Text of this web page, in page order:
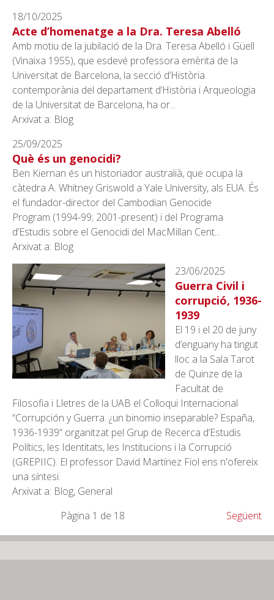
18/10/2025
Acte d’homenatge a la Dra. Teresa Abelló
Amb motiu de la jubilació de la Dra. Teresa Abelló i Güell
(Vinaixa 1955), que esdevé professora emèrita de la
Universitat de Barcelona, la secció d’Història
contemporània del departament d’Història i Arqueologia
de la Universitat de Barcelona, ha or...
Arxivat a: Blog
25/09/2025
Què és un genocidi?
Ben Kiernan és un historiador australià, que ocupa la
càtedra A. Whitney Griswold a Yale University, als EUA. És
el fundador-director del Cambodian Genocide
Program (1994-99; 2001-present) i del Programa
d’Estudis sobre el Genocidi del MacMillan Cent...
Arxivat a: Blog
23/06/2025
Guerra Civil i
corrupció, 1936-
1939
El 19 i el 20 de juny
d’enguany ha tingut
lloc a la Sala Tarot
de Quinze de la
Facultat de
Filosofia i Lletres de la UAB el Col·loqui Internacional
“Corrupción y Guerra. ¿un binomio inseparable? España,
1936-1939” organitzat pel Grup de Recerca d’Estudis
Polítics, les Identitats, les Institucions i la Corrupció
(GREPIIC). El professor David Martínez Fiol ens n'ofereix
una síntesi.
Arxivat a: Blog, General
Pàgina 1 de 18
Següent